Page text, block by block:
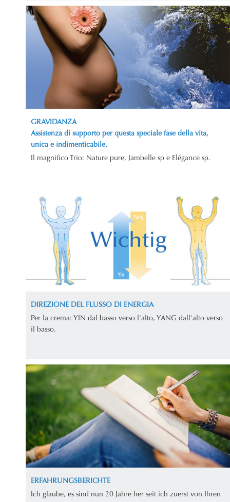
GRAVIDANZA
Assistenza di supporto per questa speciale fase della vita,
unica e indimenticabile.
Il magnifico Trio: Nature pure, Jambelle sp e Elégance sp.
DIREZIONE DEL FLUSSO DI ENERGIA
Per la crema: YIN dal basso verso l'alto, YANG dall'alto verso
il basso.
ERFAHRUNGSBERICHTE
Ich glaube, es sind nun 20 Jahre her seit ich zuerst von Ihren